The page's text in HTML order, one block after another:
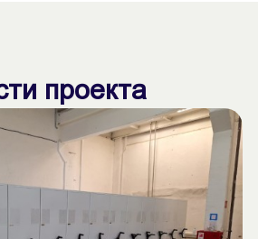
проекта